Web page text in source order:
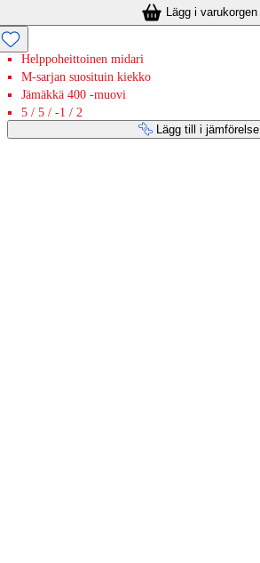
Lägg i varukorgen
Helppoheittoinen midari
M-sarjan suosituin kiekko
Jämäkkä 400 -muovi
5 / 5 / -1 / 2
Lägg till i jämförelse